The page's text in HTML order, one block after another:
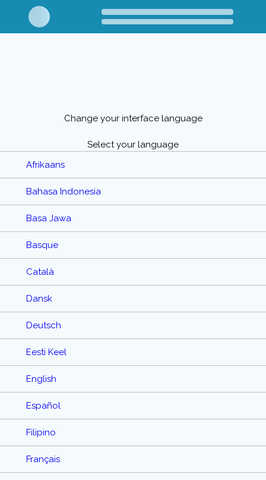
Change your interface language
Select your language
Afrikaans
Bahasa Indonesia
Basa Jawa
Basque
Català
Dansk
Deutsch
Eesti Keel
English
Español
Filipino
Français